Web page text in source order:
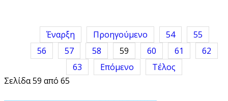
Έναρξη Προηγούμενο 54
55
56
57 58 59 60 61
62
63
Επόμενο
Τέλος
Σελίδα 59 από 65